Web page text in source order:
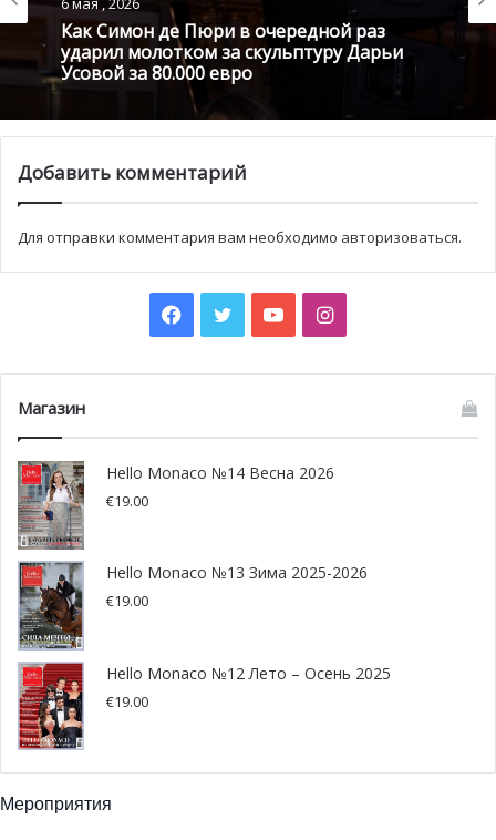
они управлялись из Парижа, но с 2000 года эти
владения управляются с Реюньона (город Сен Пьер),
хотя территориально и не входят в его состав. Во главе
стоит префект, которому подчиняются главы округов.
Инаугурация выставки прошла в присутствииЕго
Светлости Князя Монако
в понедельник.
Открыта с понедельника по субботу с 12.00 до 19.00 и
Как Симон де Пюри в очередной раз
ударил молотком за скульптуру Дарьи
Усовой за 80.000 евро
Добавить комментарий
Для отправки комментария вам необходимо авторизоваться.
Facebook
TwitterYouTubeInstagram
Магазин
Hello Monaco №14 Весна 2026
€19.00
Hello Monaco №13 Зима 2025-2026
€19.00
Hello Monaco №12 Лето – Осень 2025
€19.00
Мероприятия